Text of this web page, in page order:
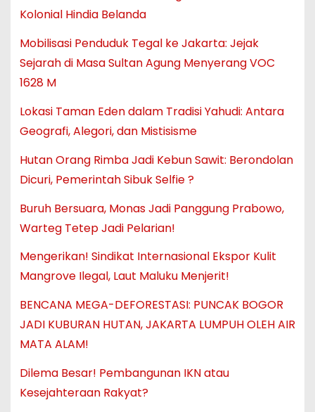
Kolonial Hindia Belanda
Mobilisasi Penduduk Tegal ke Jakarta: Jejak
Sejarah di Masa Sultan Agung Menyerang VOC
1628 M
Lokasi Taman Eden dalam Tradisi Yahudi: Antara
Geografi, Alegori, dan Mistisisme
Hutan Orang Rimba Jadi Kebun Sawit: Berondolan
Dicuri, Pemerintah Sibuk Selfie ?
Buruh Bersuara, Monas Jadi Panggung Prabowo,
Warteg Tetep Jadi Pelarian!
Mengerikan! Sindikat Internasional Ekspor Kulit
Mangrove Ilegal, Laut Maluku Menjerit!
BENCANA MEGA-DEFORESTASI: PUNCAK BOGOR
JADI KUBURAN HUTAN, JAKARTA LUMPUH OLEH AIR
MATA ALAM!
Dilema Besar! Pembangunan IKN atau
Kesejahteraan Rakyat?